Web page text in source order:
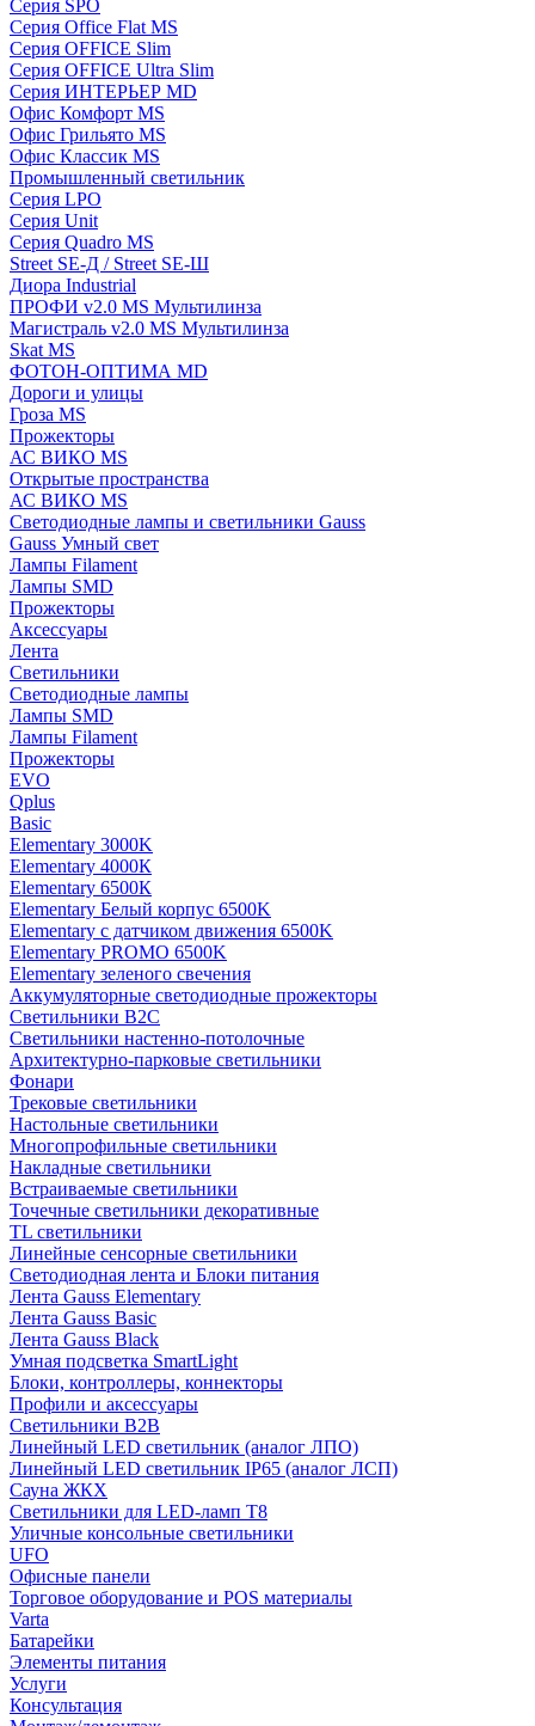
Серия SPO
Серия Office Flat MS
Серия OFFICE Slim
Серия OFFICE Ultra Slim
Серия ИНТЕРЬЕР MD
Офис Комфорт MS
Офис Грильято MS
Офис Классик MS
Промышленный светильник
Серия LPO
Серия Unit
Серия Quadro MS
Street SE-Д / Street SE-Ш
Диора Industrial
ПРОФИ v2.0 MS Мультилинза
Магистраль v2.0 MS Мультилинза
Skat MS
ФОТОН-ОПТИМА MD
Дороги и улицы
Гроза MS
Прожекторы
АС ВИКО MS
Открытые пространства
АС ВИКО MS
Светодиодные лампы и светильники Gauss
Gauss Умный свет
Лампы Filament
Лампы SMD
Прожекторы
Аксессуары
Лента
Светильники
Светодиодные лампы
Лампы SMD
Лампы Filament
Прожекторы
EVO
Qplus
Basic
Elementary 3000K
Elementary 4000К
Elementary 6500К
Elementary Белый корпус 6500K
Elementary с датчиком движения 6500K
Elementary PROMO 6500K
Elementary зеленого свечения
Аккумуляторные светодиодные прожекторы
Светильники B2C
Светильники настенно-потолочные
Архитектурно-парковые светильники
Фонари
Трековые светильники
Настольные светильники
Многопрофильные светильники
Накладные светильники
Встраиваемые светильники
Точечные светильники декоративные
TL светильники
Линейные сенсорные светильники
Светодиодная лента и Блоки питания
Лента Gauss Elementary
Лента Gauss Basic
Лента Gauss Black
Умная подсветка SmartLight
Блоки, контроллеры, коннекторы
Профили и аксессуары
Светильники B2B
Линейный LED светильник (аналог ЛПО)
Линейный LED светильник IP65 (аналог ЛСП)
Сауна ЖКХ
Светильники для LED-ламп T8
Уличные консольные светильники
UFO
Офисные панели
Торговое оборудование и POS материалы
Varta
Батарейки
Элементы питания
Услуги
Консультация